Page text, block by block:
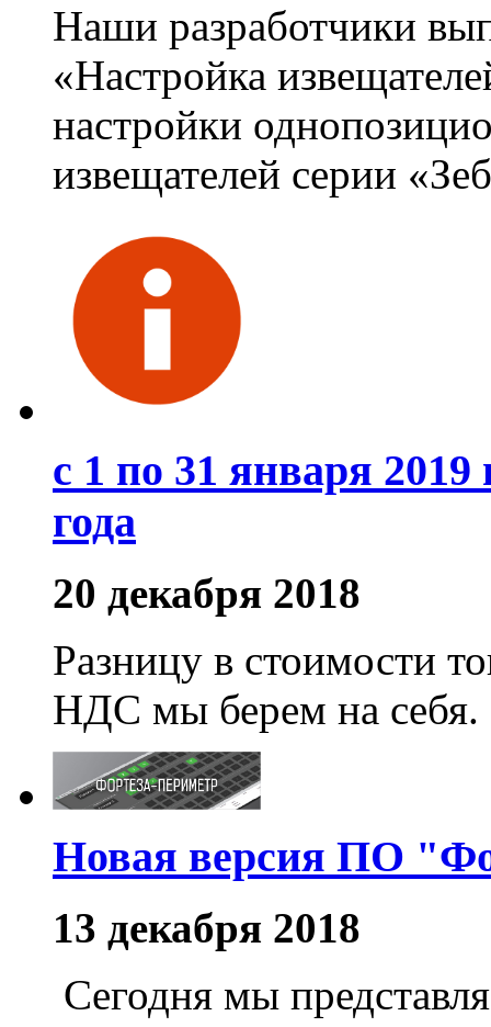
Наши разработчики
«Настройка
настройки
извещателей серии
с 1 по 31 января
года
20 декабря 2018
Разницу в стоимости
НДС мы берем на себя.
Новая версия ПО
13 декабря 2018
Сегодня мы